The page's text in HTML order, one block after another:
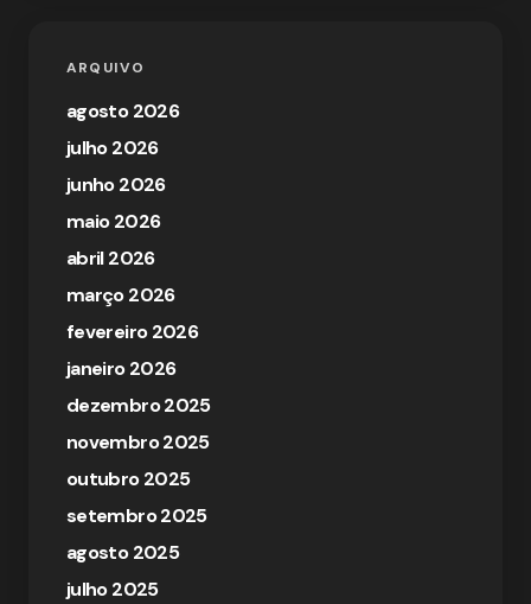
ARQUIVO
agosto 2026
julho 2026
junho 2026
maio 2026
abril 2026
março 2026
fevereiro 2026
janeiro 2026
dezembro 2025
novembro 2025
outubro 2025
setembro 2025
agosto 2025
julho 2025